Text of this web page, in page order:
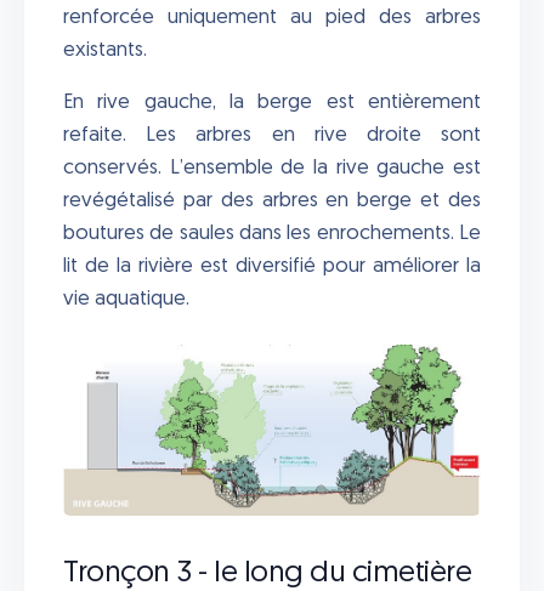
renforcée uniquement au pied des arbres
existants.
En rive gauche, la berge est entièrement
refaite. Les arbres en rive droite sont
conservés. L’ensemble de la rive gauche est
revégétalisé par des arbres en berge et des
boutures de saules dans les enrochements. Le
lit de la rivière est diversifié pour améliorer la
vie aquatique.
Tronçon 3 - le long du cimetière